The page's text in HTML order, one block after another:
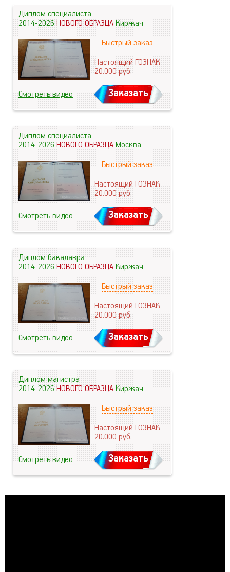
Диплом специалиста
2014-2026НОВОГО ОБРАЗЦАКиржач
Быстрый заказ
Настоящий ГОЗНАК
20.000руб.
Смотреть видео Заказать
Диплом специалиста
2014-2026НОВОГО ОБРАЗЦАМосква
Быстрый заказ
Настоящий ГОЗНАК
20.000руб.
Смотреть видео Заказать
Диплом бакалавра
2014-2026НОВОГО ОБРАЗЦАКиржач
Быстрый заказ
Настоящий ГОЗНАК
20.000руб.
Смотреть видео Заказать
Диплом магистра
2014-2026НОВОГО ОБРАЗЦАКиржач
Быстрый заказ
Настоящий ГОЗНАК
20.000руб.
Смотреть видео Заказать